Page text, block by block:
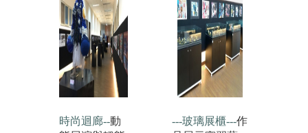
時尚迴廊--動
---玻璃展櫃---作